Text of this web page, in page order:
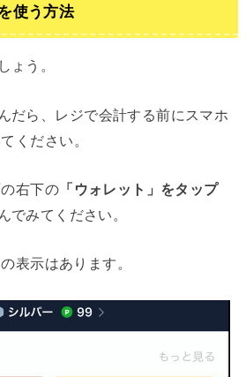
使う方法
ょう。
だら、レジで会計する前にスマホ
ください。
右下の 「ウォレット」をタップ
でみてください。
表示はあります。